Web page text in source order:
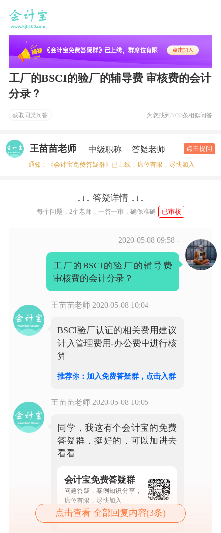
工厂的BSCI的验厂的辅导费 审核费的会计
分录？
获取同类问答 为您找到3733条相似问答
王苗苗老师 中级职称 答疑老师 点击提问
通知：《会计宝免费答疑群》已上线，席位有限，尽快加入
↓↓↓ 答疑详情 ↓↓↓
每个问题，2个老师，一答一审，确保准确 已审核
2020-05-08 09:58 -
工厂的BSCI的验厂的辅导费
审核费的会计分录？
王苗苗老师 2020-05-08 10:04
BSCI验厂认证的相关费用建议
计入管理费用-办公费中进行核
算
推荐你：加入免费答疑群，点击入群
王苗苗老师 2020-05-08 10:05
同学，我这有个会计宝的免费
答疑群，挺好的，可以加进去
看看
会计宝免费答疑群
问题答疑，案例知识分享，
席位有限，尽快加入
点击查看详情
点击查看 全部回复内容(3条)